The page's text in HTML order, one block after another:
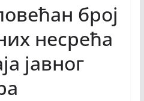
број
несрећа
јавног